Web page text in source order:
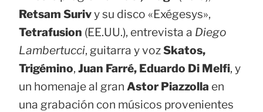
Retsam Surivy su disco «Exégesys»,
Tetrafusion (EE.UU.), entrevista a Diego
Lambertucci, guitarra y vozSkatos,
Trigémino, Juan Farré, Eduardo Di Melfi, y
un homenaje al gran Astor Piazzolla en
una grabación con músicos provenientes